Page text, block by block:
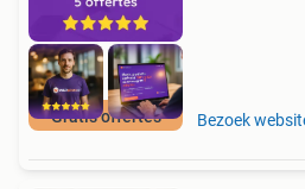
Gratis offertes Bezoek